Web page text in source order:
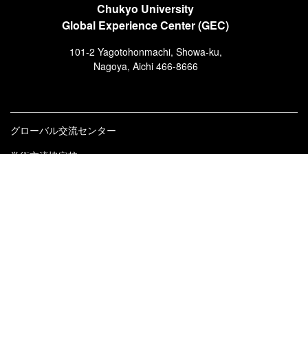
Chukyo University
Global Experience Center (GEC)
101-2 Yagotohonmachi, Showa-ku,
Nagoya, Aichi 466-8666
グローバル交流センター
学術交流協定校